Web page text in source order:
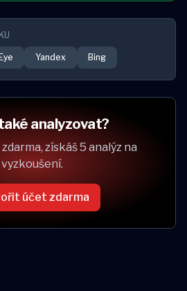
Yandex Bing
analyzovat?
získáš 5 analýz na
vyzkoušení.
účet zdarma